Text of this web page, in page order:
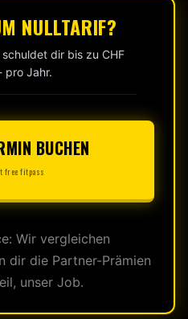
NULLTARIF?
dir bis zu CHF
pro Jahr.
BUCHEN
free fitpass
Wir vergleichen
dir die Partner-Prämien
unser Job.